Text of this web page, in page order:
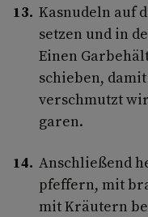
Kasnudeln auf
setzen und in
Einen
schieben,
verschmutzt
garen.
Anschließend
pfeffern, mit
mit Kräutern